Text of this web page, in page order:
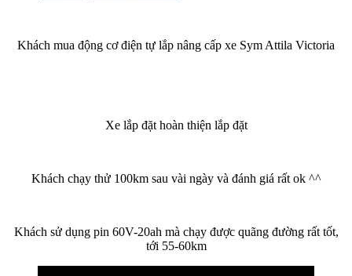
Khách mua động cơ điện tự lắp nâng cấp xe Sym Attila Victoria
Xe lắp đặt hoàn thiện lắp đặt
Khách chạy thử 100km sau vài ngày và đánh giá rất ok ^^
Khách sử dụng pin 60V-20ah mà chạy được quãng đường rất tốt,
tới 55-60km